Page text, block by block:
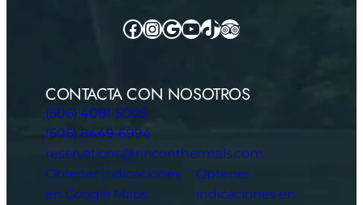
Facebook
Instagram
Google
YouTube
TikTok
TripAdvisor
CONTACTA CON NOSOTROS
(506) 4081-5005
(506) 8449-6994
reservations@rinconthermals.com
Obtener indicaciones
en Google Maps
Obtener
indicaciones en